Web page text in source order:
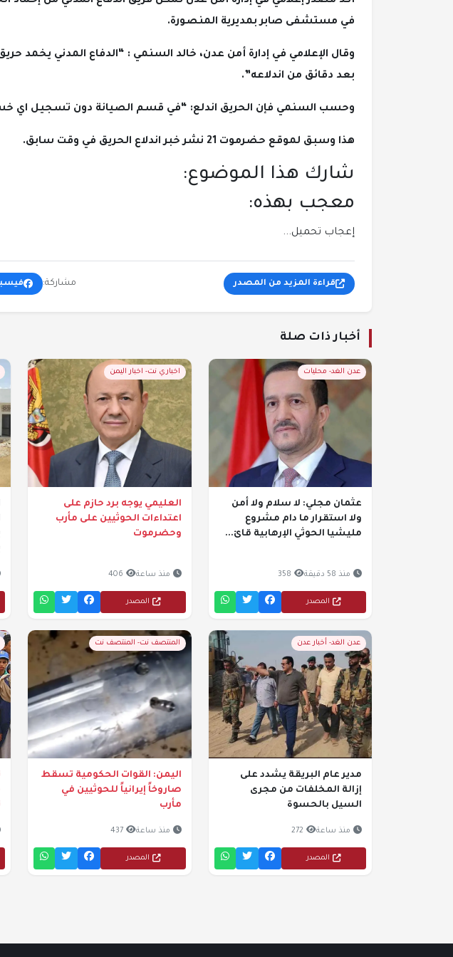
في مستشفى صابر بمديرية المنصورة.
وقال الإعلامي في إدارة أمن عدن، خالد السنمي : “الدفاع المدني يخمد
بعد دقائق من اندلاعه”.
وحسب السنمي فإن الحريق اندلع: “في قسم الصيانة دون تسجيل اي
هذا وسبق لموقع حضرموت 21 نشر خبر اندلاع الحريق في وقت سابق.
شارك هذا الموضوع:
معجب بهذه:
إعجاب تحميل...
قراءة المزيد من المصدر مشاركة:
أخبار ذات صلة
عدن الغد- محليات
عثمان مجلي: لا سلام ولا أمن
ولا استقرار ما دام مشروع
مليشيا الحوثي الإرهابية قائ...
منذ 58 دقيقة 358
المصدر
اخباري نت- اخبار اليمن
العليمي يوجه برد حازم على
اعتداءات الحوثيين على مأرب
وحضرموت
منذ ساعة 406
المصدر
عدن الغد- أخبار عدن
مدير عام البريقة يشدد على
إزالة المخلفات من مجرى
السيل بالحسوة
منذ ساعة 272
المصدر
المنتصف نت- المنتصف نت
اليمن: القوات الحكومية تسقط
صاروخاً إيرانياً للحوثيين في
مأرب
منذ ساعة 437
المصدر